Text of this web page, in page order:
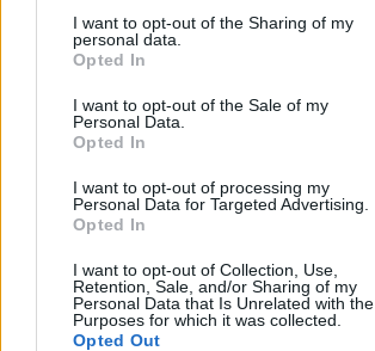
I want to opt-out of the Sharing of my
personal data.
Opted In
I want to opt-out of the Sale of my
Personal Data.
Opted In
I want to opt-out of processing my
Personal Data for Targeted Advertising.
Opted In
I want to opt-out of Collection, Use,
Retention, Sale, and/or Sharing of my
Personal Data that Is Unrelated with the
Purposes for which it was collected.
Opted Out